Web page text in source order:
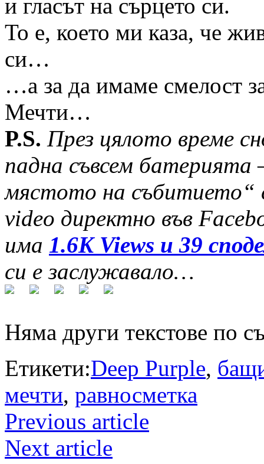
и гласът на сърцето си.
То е, което ми каза, че
си…
…а за да имаме смелост
Мечти…
P.S. През цялото време
падна съвсем
мястото на събитието“
video директно във
има 1.6K Views и 39
си е заслужавало…
Няма други текстове по
Етикети:Deep Purple,
мечти, равносметка
Previous article
Next article